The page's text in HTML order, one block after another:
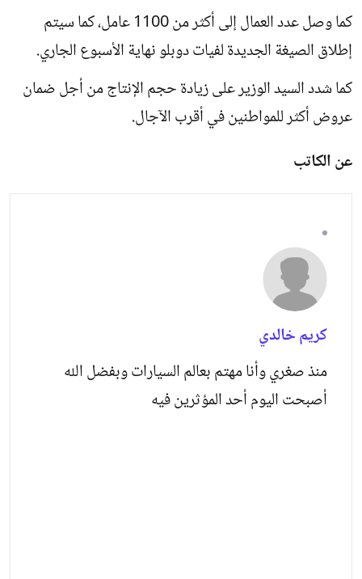
كما وصل عدد العمال إلى أكثر من 1100 عامل، كما سيتم
إطلاق الصيغة الجديدة لفيات دوبلو نهاية الأسبوع الجاري.
كما شدد السيد الوزير على زيادة حجم الإنتاج من أجل ضمان
عروض أكثر للمواطنين في أقرب الآجال.
عن الكاتب
كريم خالدي
منذ صغري وأنا مهتم بعالم السيارات وبفضل الله
أصبحت اليوم أحد المؤثرين فيه